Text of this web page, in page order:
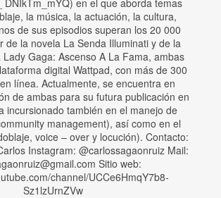
DNIkTm_mYQ) en el que aborda temas
la música, la actuación, la cultura,
de sus episodios superan los 20 000
de la novela La Senda Illuminati y de la
Gaga: Ascenso A La Fama, ambas
digital Wattpad, con más de 300
línea. Actualmente, se encuentra en
de ambas para su futura publicación en
incursionado también en el manejo de
management), así como en el
voice – over y locución). Contacto:
Instagram: @carlossagaonruiz Mail:
Sitio web:
channel/UCCe6HmqY7b8-
Sz1lzUrnZVw